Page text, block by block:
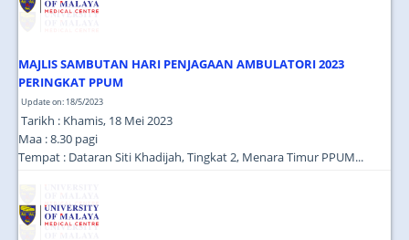
MAJLIS SAMBUTAN HARI PENJAGAAN AMBULATORI 2023
PERINGKAT PPUM
Update on: 18/5/2023
Tarikh : Khamis, 18 Mei 2023
Maa : 8.30 pagi
Tempat : Dataran Siti Khadijah, Tingkat 2, Menara Timur PPUM...